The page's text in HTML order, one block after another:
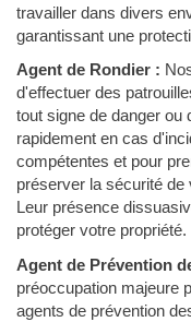
travailler dans divers
garantissant une
Agent de Rondier :
d'effectuer des
tout signe de danger ou
rapidement en cas
compétentes et pour
préserver la sécurité
Leur présence
protéger votre propriété.
Agent de Prévention
préoccupation majeure
agents de prévention